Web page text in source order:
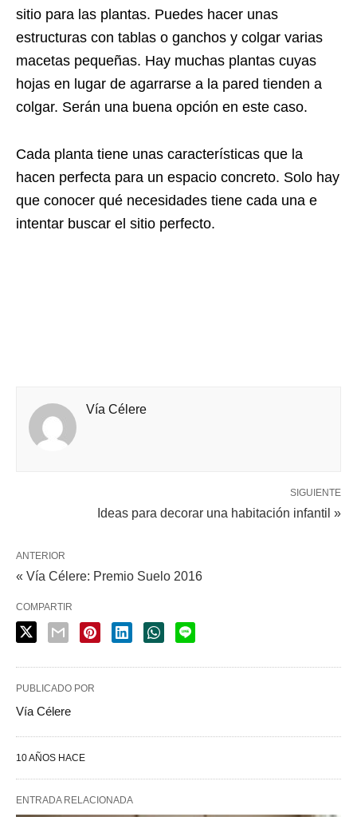
sitio para las plantas. Puedes hacer unas
estructuras con tablas o ganchos y colgar varias
macetas pequeñas. Hay muchas plantas cuyas
hojas en lugar de agarrarse a la pared tienden a
colgar. Serán una buena opción en este caso.
Cada planta tiene unas características que la
hacen perfecta para un espacio concreto. Solo hay
que conocer qué necesidades tiene cada una e
intentar buscar el sitio perfecto.
Vía Célere
SIGUIENTE
Ideas para decorar una habitación infantil »
ANTERIOR
« Vía Célere: Premio Suelo 2016
COMPARTIR
PUBLICADO POR
Vía Célere
10 AÑOS HACE
ENTRADA RELACIONADA